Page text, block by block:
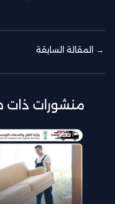
→ المقالة السابقة
منشورات ذات